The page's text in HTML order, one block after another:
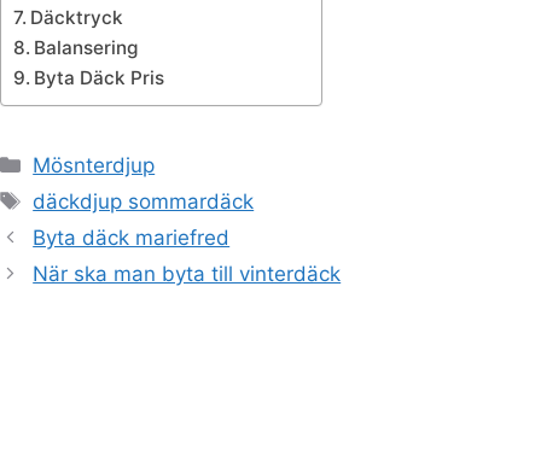
Däcktryck
Balansering
Byta Däck Pris
Kategorier
Mösnterdjup
Etiketter
däckdjup sommardäck
Byta däck mariefred
När ska man byta till vinterdäck